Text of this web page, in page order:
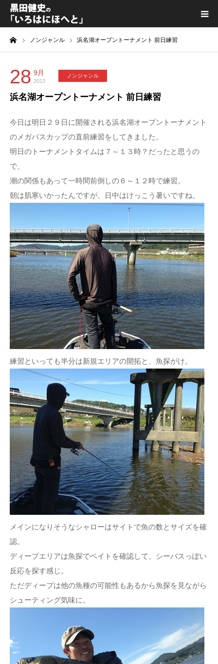
ノンジャンル 浜名湖オープントーナメント 前日練習
28 9月
2013
ノンジャンル
浜名湖オープントーナメント 前日練習
今日は明日２９日に開催される浜名湖オープントーナメント
のメガバスカップの直前練習をしてきました。
明日のトーナメントタイムは７～１３時？だったと思うの
で、
潮の関係もあって一時間前倒しの６～１２時で練習。
朝は肌寒いかったんですが、日中はけっこう暑いですね。
練習といっても半分は新規エリアの開拓と、魚探がけ。
メインになりそうなシャローはサイトで魚の数とサイズを確
認。
ディープエリアは魚探でベイトを確認して、シーバスっぽい
反応を探す感じ。
ただディープは他の魚種の可能性もあるから魚探を見ながら
シューティング気味に。
黒田健史プロフィール
カテゴリ一覧
喫茶KURODA
YouTube｜Kuro channel
メディア出演
プライバシーポリシー